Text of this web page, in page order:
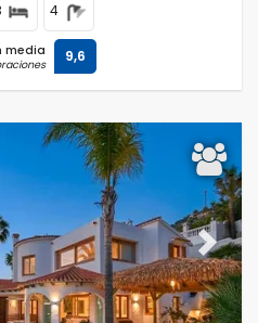
4
media 9,6
Next